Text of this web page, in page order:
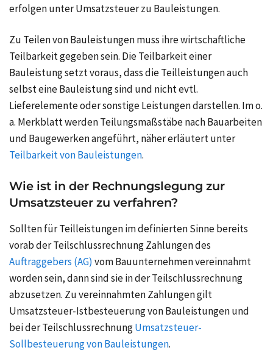
erfolgen unterUmsatzsteuer zu Bauleistungen.
Zu Teilen von Bauleistungen muss ihre wirtschaftliche
Teilbarkeit gegeben sein. Die Teilbarkeit einer
Bauleistung setzt voraus, dass die Teilleistungen auch
selbst eine Bauleistung sind und nicht evtl.
Lieferelemente oder sonstige Leistungen darstellen. Im o.
a. Merkblatt werden Teilungsmaßstäbe nach Bauarbeiten
und Baugewerken angeführt, näher erläutert unter
Teilbarkeit von Bauleistungen.
Wie ist in der Rechnungslegung zur
Umsatzsteuer zu verfahren?
Sollten für Teilleistungen im definierten Sinne bereits
vorab der Teilschlussrechnung Zahlungen des
Auftraggebers (AG) vom Bauunternehmen vereinnahmt
worden sein, dann sind sie in der Teilschlussrechnung
abzusetzen. Zu vereinnahmten Zahlungen gilt
Umsatzsteuer-Istbesteuerung von Bauleistungenund
bei der TeilschlussrechnungUmsatzsteuer-
Sollbesteuerung von Bauleistungen.